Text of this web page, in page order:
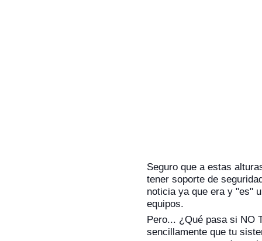
Seguro que a estas
tener soporte de
noticia ya que era y "es"
equipos.
Pero... ¿Qué pasa si NO
sencillamente que tu